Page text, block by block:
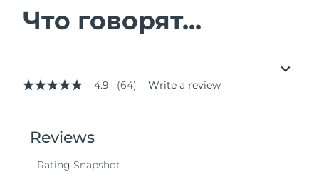
Что говорят...
4.9
stars,
average
value.
4.9 (64) Write a review